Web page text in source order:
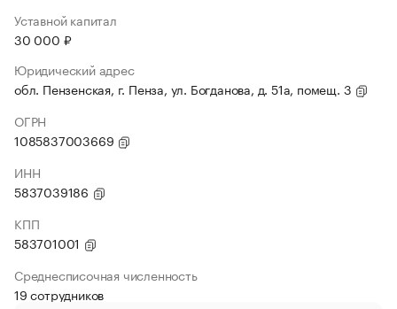
Уставной капитал
30 000 ₽
Юридический адрес
обл. Пензенская, г. Пенза, ул. Богданова, д. 51а, помещ. 3
ОГРН
1085837003669
ИНН
5837039186
КПП
583701001
Среднесписочная численность
19 сотрудников